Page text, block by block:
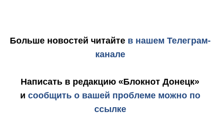
Больше новостей читайте в нашем Телеграм-
канале
Написать в редакцию «Блокнот Донецк»
и сообщить о вашей проблеме можно по
ссылке